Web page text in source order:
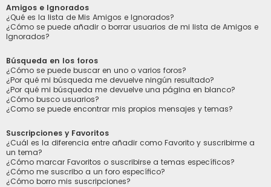
Amigos e Ignorados
¿Qué es la lista de Mis Amigos e Ignorados?
¿Cómo se puede añadir o borrar usuarios de mi lista de Amigos e
Ignorados?
Búsqueda en los foros
¿Cómo se puede buscar en uno o varios foros?
¿Por qué mi búsqueda me devuelve ningún resultado?
¿Por qué mi búsqueda me devuelve una página en blanco?
¿Cómo busco usuarios?
¿Como se puede encontrar mis propios mensajes y temas?
Suscripciones y Favoritos
¿Cuál es la diferencia entre añadir como Favorito y suscribirme a
un tema?
¿Cómo marcar Favoritos o suscribirse a temas específicos?
¿Cómo me suscribo a un foro específico?
¿Cómo borro mis suscripciones?